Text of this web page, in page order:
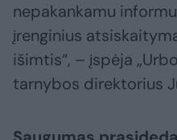
nepakankamu
įrenginius
išimtis“, – įspėja
tarnybos direktorius